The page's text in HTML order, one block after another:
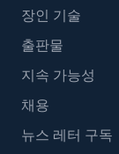
장인 기술
출판물
지속 가능성
채용
뉴스 레터 구독